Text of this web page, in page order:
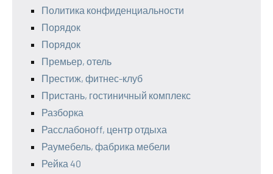
Политика конфиденциальности
Порядок
Порядок
Премьер, отель
Престиж, фитнес-клуб
Пристань, гостиничный комплекс
Разборка
Расслабоноff, центр отдыха
Раумебель, фабрика мебели
Рейка 40